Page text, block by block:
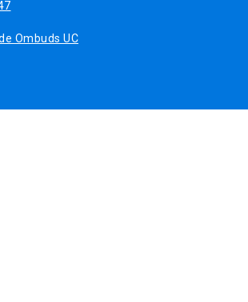
Ombuds UC